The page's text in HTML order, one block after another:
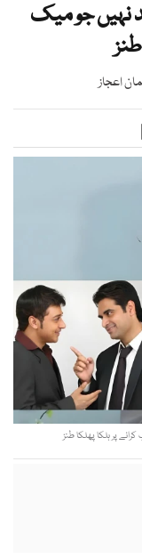
نہیں جو میک
اعجاز
پر ہلکا پھلکا طنز